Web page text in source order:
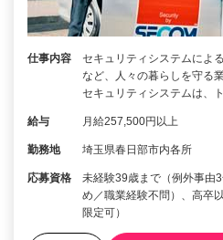
仕事内容
セキュリティシステムによ
など、人々の暮らしを守る
セキュリティシステムは、
給与 月給257,500円以上
勤務地 埼玉県春日部市内各所
応募資格
未経験39歳まで（例外事由
め／職業経験不問）、高
限定可）